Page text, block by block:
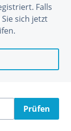
Falls
sich jetzt
Prüfen